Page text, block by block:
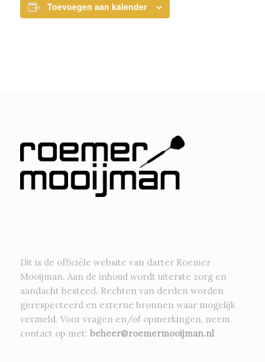
Toevoegen aan kalender
Dit is de officiële website van darter Roemer
Mooijman. Aan de inhoud wordt uiterste zorg en
aandacht besteed. Rechten van derden worden
gerespecteerd en externe bronnen waar mogelijk
vermeld. Voor vragen en/of opmerkingen, neem
contact op met: beheer@roemermooijman.nl